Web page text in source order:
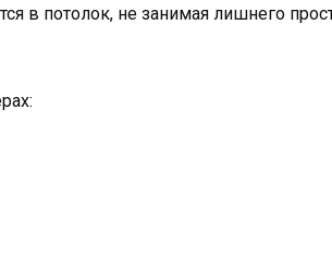
в потолок, не занимая лишнего